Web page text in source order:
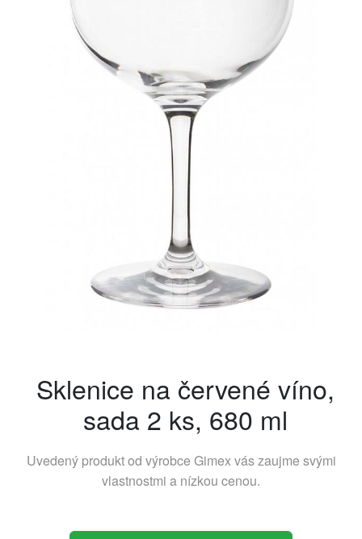
Sklenice na červené víno,
sada 2 ks, 680 ml
Uvedený produkt od výrobce Gimexvás zaujme svými
vlastnostmi a nízkou cenou.